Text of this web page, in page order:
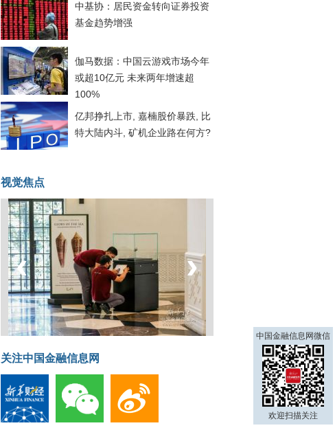
中基协：居民资金转向证券投资
基金趋势增强
伽马数据：中国云游戏市场今年
或超10亿元 未来两年增速超
100%
亿邦挣扎上市, 嘉楠股价暴跌, 比
特大陆内斗, 矿机企业路在何方?
视觉焦点
菲律宾：防疫降级
‹ ›
关注中国金融信息网
中国金融信息网微信
欢迎扫描关注